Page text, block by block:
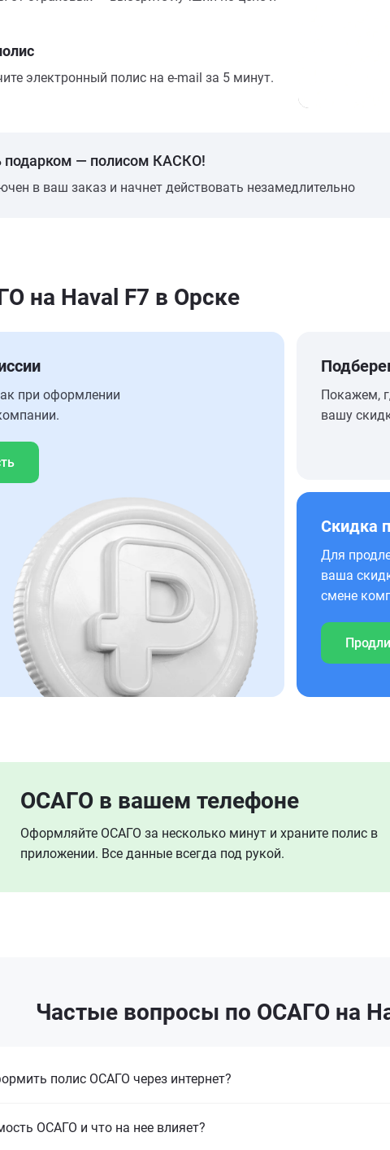
электронный полис на e-mail за 5 минут.
подарком — полисом КАСКО!
в ваш заказ и начнет действовать незамедлительно
на Haval F7 в Орске
при оформлении
Покажем,
вашу
Скидка
Для
ваша
смене
ОСАГО в вашем телефоне
Оформляйте ОСАГО за несколько минут и храните полис в
приложении. Все данные всегда под рукой.
Частые вопросы по ОСАГО на
полис ОСАГО через интернет?
ОСАГО и что на нее влияет?